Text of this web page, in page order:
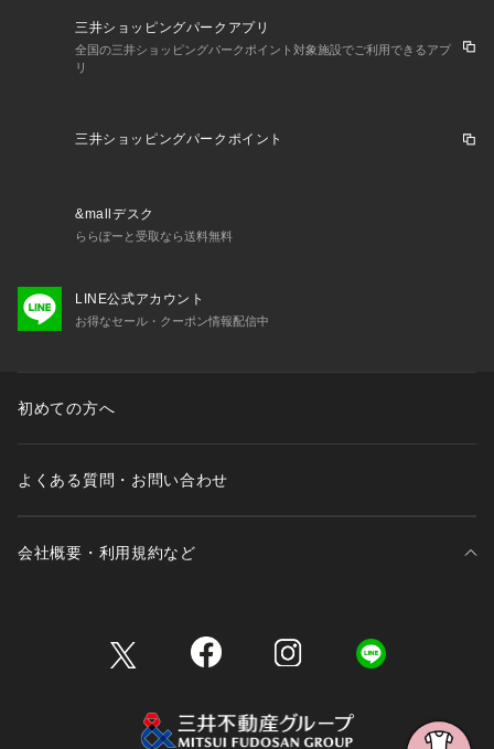
三井ショッピングパークアプリ
全国の三井ショッピングパークポイント対象施設でご利用できるアプ
リ
三井ショッピングパークポイント
&mallデスク
ららぽーと受取なら送料無料
LINE公式アカウント
お得なセール・クーポン情報配信中
初めての方へ
よくある質問・お問い合わせ
会社概要・利用規約など